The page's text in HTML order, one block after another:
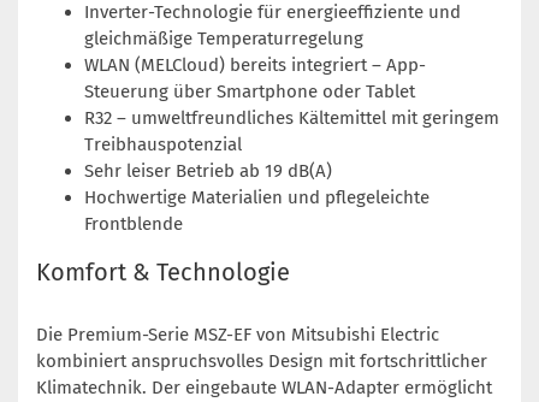
Inverter-Technologie für energieeffiziente und
gleichmäßige Temperaturregelung
WLAN (MELCloud) bereits integriert – App-
Steuerung über Smartphone oder Tablet
R32 – umweltfreundliches Kältemittel mit geringem
Treibhauspotenzial
Sehr leiser Betrieb ab 19 dB(A)
Hochwertige Materialien und pflegeleichte
Frontblende
Komfort & Technologie
Die Premium-Serie MSZ-EF von Mitsubishi Electric
kombiniert anspruchsvolles Design mit fortschrittlicher
Klimatechnik. Der eingebaute WLAN-Adapter ermöglicht